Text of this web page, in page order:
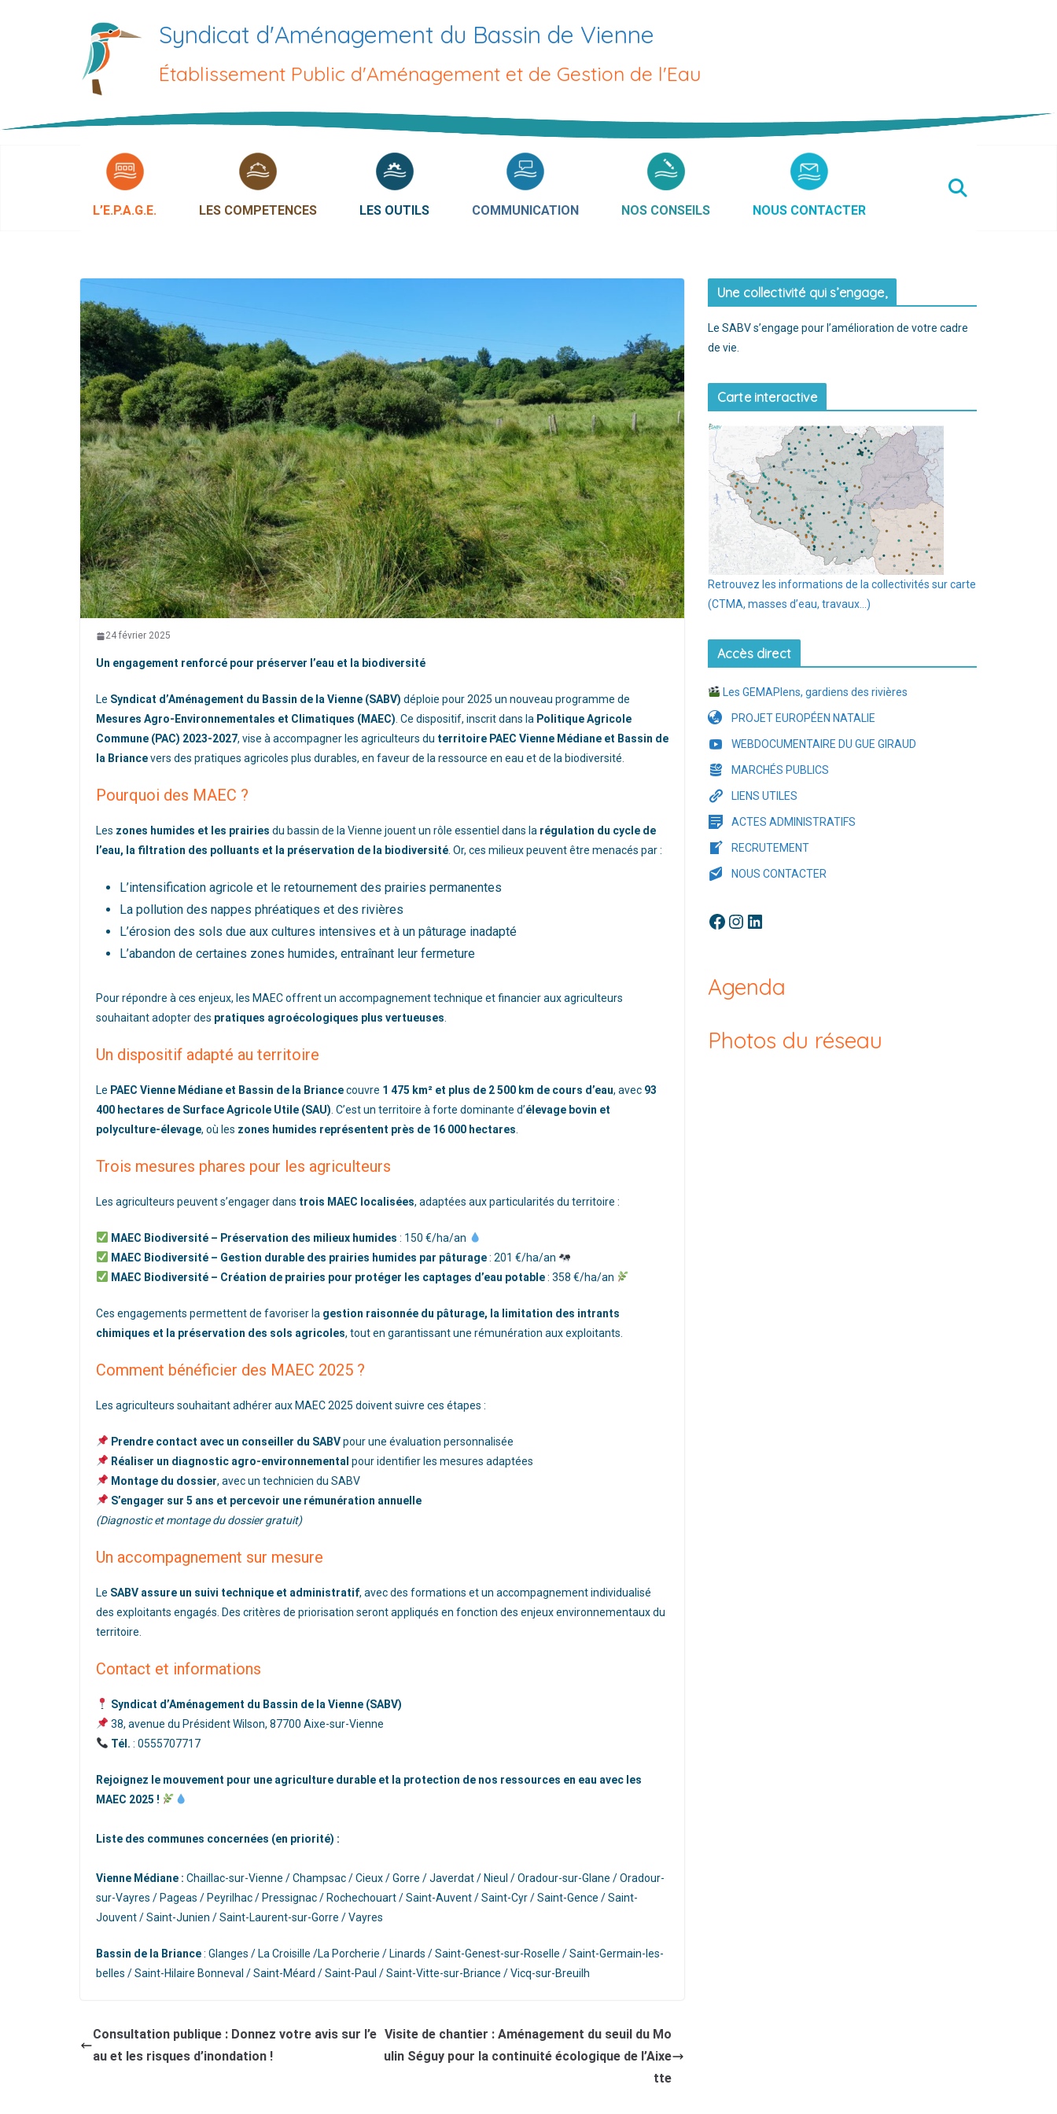
Syndicat d'Aménagement du Bassin de Vienne
Établissement Public d'Aménagement et de Gestion de l'Eau
L’E.P.A.G.E. LES COMPETENCES LES OUTILS COMMUNICATION NOS CONSEILS NOUS CONTACTER
24 février 2025
Un engagement renforcé pour préserver l’eau et la biodiversité
Le Syndicat d’Aménagement du Bassin de la Vienne (SABV) déploie pour 2025 un nouveau programme de
Mesures Agro-Environnementales et Climatiques (MAEC) . Ce dispositif, inscrit dans la Politique Agricole
Commune (PAC) 2023-2027, vise à accompagner les agriculteurs du territoire PAEC Vienne Médiane et Bassin de
la Briancevers des pratiques agricoles plus durables, en faveur de la ressource en eau et de la biodiversité.
Pourquoi des MAEC ?
Les zones humides et les prairies du bassin de la Vienne jouent un rôle essentiel dans la régulation du cycle de
l’eau, la filtration des polluants et la préservation de la biodiversité . Or, ces milieux peuvent être menacés par :
L’intensification agricole et le retournement des prairies permanentes
La pollution des nappes phréatiques et des rivières
L’érosion des sols due aux cultures intensives et à un pâturage inadapté
L’abandon de certaines zones humides, entraînant leur fermeture
Pour répondre à ces enjeux, les MAEC offrent un accompagnement technique et financier aux agriculteurs
souhaitant adopter des pratiques agroécologiques plus vertueuses
Un dispositif adapté au territoire
Le PAEC Vienne Médiane et Bassin de la Briancecouvre 1 475 km² et plus de 2 500 km de cours d’eau, avec 93
400 hectares de Surface Agricole Utile (SAU) . C’est un territoire à forte dominante d’élevage bovin et
polyculture-élevage, où les zones humides représentent près de 16 000 hectares
Trois mesures phares pour les agriculteurs
Les agriculteurs peuvent s’engager dans trois MAEC localisées, adaptées aux particularités du territoire :
MAEC Biodiversité – Préservation des milieux humides : 150 €/ha/an
MAEC Biodiversité – Gestion durable des prairies humides par pâturage: 201 €/ha/an
MAEC Biodiversité – Création de prairies pour protéger les captages d’eau potable: 358 €/ha/an
Ces engagements permettent de favoriser la gestion raisonnée du pâturage, la limitation des intrants
chimiques et la préservation des sols agricoles, tout en garantissant une rémunération aux exploitants.
Comment bénéficier des MAEC 2025 ?
Les agriculteurs souhaitant adhérer aux MAEC 2025 doivent suivre ces étapes :
Prendre contact avec un conseiller du SABVpour une évaluation personnalisée
Réaliser un diagnostic agro-environnemental pour identifier les mesures adaptées
Montage du dossier, avec un technicien du SABV
S’engager sur 5 ans et percevoir une rémunération annuelle
(Diagnostic et montage du dossier gratuit)
Un accompagnement sur mesure
Le SABV assure un suivi technique et administratif, avec des formations et un accompagnement individualisé
des exploitants engagés. Des critères de priorisation seront appliqués en fonction des enjeux environnementaux du
territoire.
Contact et informations
Syndicat d’Aménagement du Bassin de la Vienne (SABV)
38, avenue du Président Wilson, 87700 Aixe-sur-Vienne
Tél. : 0555707717
Rejoignez le mouvement pour une agriculture durable et la protection de nos ressources en eau avec les
MAEC 2025 !
Liste des communes concernées (en priorité) :
Vienne Médiane : Chaillac-sur-Vienne / Champsac / Cieux / Gorre / Javerdat / Nieul / Oradour-sur-Glane / Oradour-
sur-Vayres / Pageas / Peyrilhac / Pressignac / Rochechouart / Saint-Auvent / Saint-Cyr / Saint-Gence / Saint-
Jouvent / Saint-Junien / Saint-Laurent-sur-Gorre / Vayres
Bassin de la Briance: Glanges / La Croisille /La Porcherie / Linards / Saint-Genest-sur-Roselle / Saint-Germain-les-
belles / Saint-Hilaire Bonneval / Saint-Méard / Saint-Paul / Saint-Vitte-sur-Briance / Vicq-sur-Breuilh
Consultation publique : Donnez votre avis sur l’e
au et les risques d’inondation !
Visite de chantier : Aménagement du seuil du Mo
ulin Séguy pour la continuité écologique de l’Aixe
tte
Une collectivité qui s’engage,
Le SABV s’engage pour l’amélioration de votre cadre
de vie.
Carte interactive
Retrouvez les informations de la collectivités sur carte
(CTMA, masses d’eau, travaux…)
Accès direct
Les GEMAPIens, gardiens des rivières
PROJET EUROPÉEN NATALIE
WEBDOCUMENTAIRE DU GUE GIRAUD
MARCHÉS PUBLICS
LIENS UTILES
ACTES ADMINISTRATIFS
RECRUTEMENT
NOUS CONTACTER
Facebook Instagram LinkedIn
Agenda
Photos du réseau